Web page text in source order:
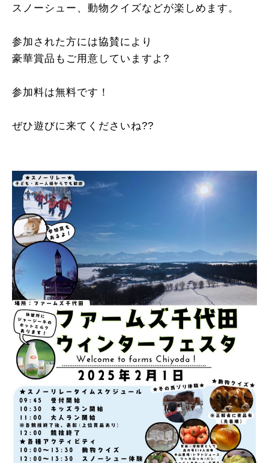
スノーシュー、動物クイズなどが楽しめます。
参加された方には協賛により
豪華賞品もご用意していますよ?️
参加料は無料です！
ぜひ遊びに来てくださいね??